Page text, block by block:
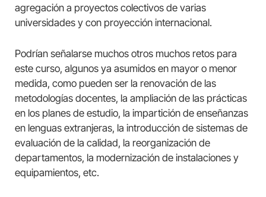
agregación a proyectos colectivos de varias
universidades y con proyección internacional.
Podrían señalarse muchos otros muchos retos para
este curso, algunos ya asumidos en mayor o menor
medida, como pueden ser la renovación de las
metodologías docentes, la ampliación de las prácticas
en los planes de estudio, la impartición de enseñanzas
en lenguas extranjeras, la introducción de sistemas de
evaluación de la calidad, la reorganización de
departamentos, la modernización de instalaciones y
equipamientos, etc.